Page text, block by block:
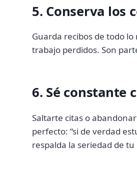
5. Conserva los
Guarda recibos de todo
trabajo perdidos. Son
6. Sé constante
Saltarte citas o
perfecto: “si de verdad
respalda la seriedad de tu